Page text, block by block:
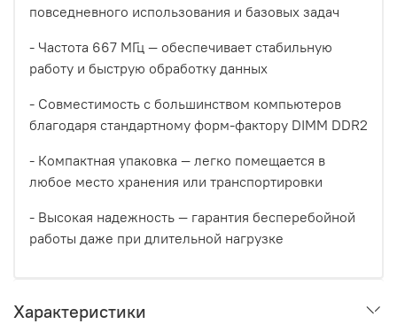
повседневного использования и базовых задач
- Частота 667 МГц — обеспечивает стабильную
работу и быструю обработку данных
- Совместимость с большинством компьютеров
благодаря стандартному форм-фактору DIMM DDR2
- Компактная упаковка — легко помещается в
любое место хранения или транспортировки
- Высокая надежность — гарантия бесперебойной
работы даже при длительной нагрузке
Характеристики